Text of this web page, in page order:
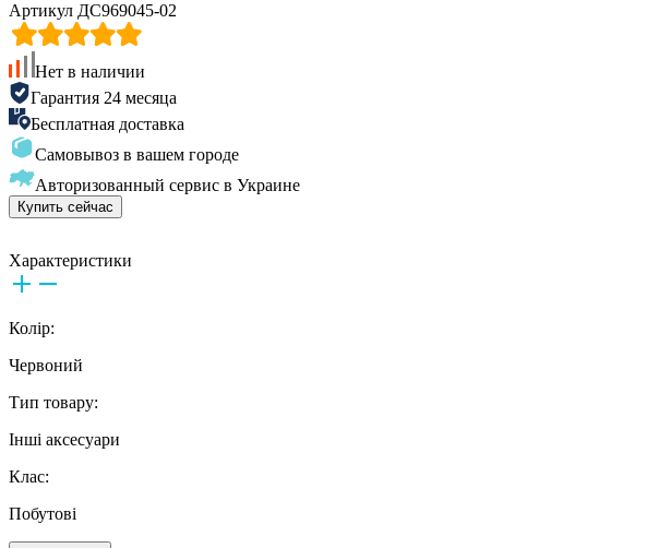
Артикул ДС969045-02
Нет в наличии
Гарантия 24 месяца
Бесплатная доставка
Самовывоз в вашем городе
Авторизованный сервис в Украине
Купить сейчас
Характеристики
Колір:
Червоний
Тип товару:
Інші аксесуари
Клас:
Побутові